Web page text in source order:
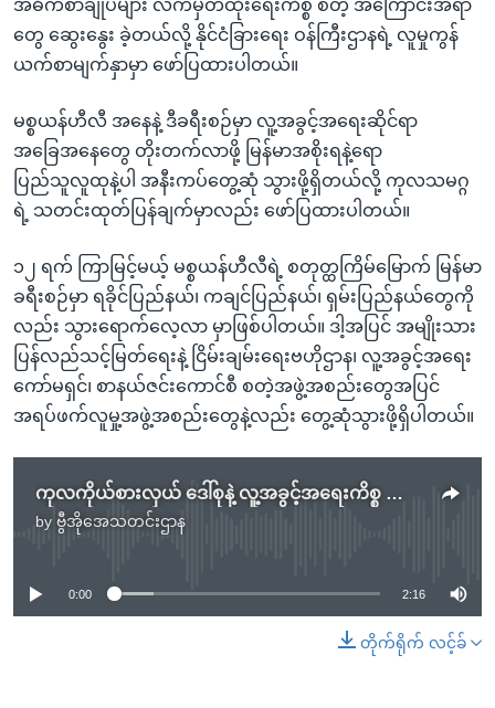
အဓိကစာချုပ်များ လက်မှတ်ထိုးရေးကိစ္စ စတဲ့ အကြောင်းအရာ
တွေ ဆွေးနွေး ခဲ့တယ်လို့ နိုင်ငံခြားရေး ဝန်ကြီးဌာနရဲ့ လူမှုကွန်
ယက်စာမျက်နှာမှာ ဖော်ပြထားပါတယ်။
မစ္စယန်ဟီလီ အနေနဲ့ ဒီခရီးစဉ်မှာ လူ့အခွင့်အရေးဆိုင်ရာ
အခြေအနေတွေ တိုးတက်လာဖို့ မြန်မာအစိုးရနဲ့ရော
ပြည်သူလူထုနဲ့ပါ အနီးကပ်တွေ့ဆုံ သွားဖို့ရှိတယ်လို့ ကုလသမဂ္ဂ
ရဲ့ သတင်းထုတ်ပြန်ချက်မှာလည်း ဖော်ပြထားပါတယ်။
၁၂ ရက် ကြာမြင့်မယ့် မစ္စယန်ဟီလီရဲ့ စတုတ္ထကြိမ်မြောက် မြန်မာ
ခရီးစဉ်မှာ ရခိုင်ပြည်နယ်၊ ကချင်ပြည်နယ်၊ ရှမ်းပြည်နယ်တွေကို
လည်း သွားရောက်လေ့လာ မှာဖြစ်ပါတယ်။ ဒါ့အပြင် အမျိုးသား
ပြန်လည်သင့်မြတ်ရေးနဲ့ ငြိမ်းချမ်းရေးဗဟိုဌာန၊ လူ့အခွင့်အရေး
ကော်မရှင်၊ စာနယ်ဇင်းကောင်စီ စတဲ့အဖွဲ့အစည်းတွေအပြင်
အရပ်ဖက်လူမှု့အဖွဲ့အစည်းတွေနဲ့လည်း တွေ့ဆုံသွားဖို့ရှိပါတယ်။
ကုလကိုယ်စားလှယ် ဒေါ်စုနဲ့ လူ့အခွင့်အရေးကိစ္စ ဆွေးနွေး
by ဗွီအိုအေသတင်းဌာန
No media source currently available
0:00 2:16
တိုက်ရိုက် လင့်ခ်